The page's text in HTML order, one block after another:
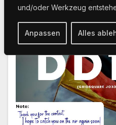
und/oder Werkzeug
Anpassen Alles